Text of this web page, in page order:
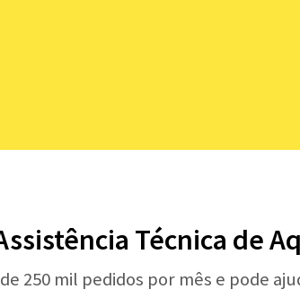
Técnica de
250 mil pedidos por mês e pode